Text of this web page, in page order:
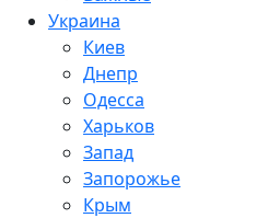
Украина
Киев
Днепр
Одесса
Харьков
Запад
Запорожье
Крым